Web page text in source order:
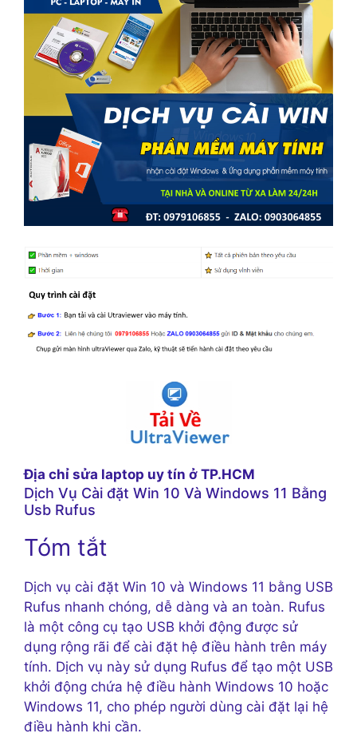
Địa chỉ sửa laptop uy tín ở TP.HCM
Dịch Vụ Cài đặt Win 10 Và Windows 11 Bằng
Usb Rufus
Tóm tắt
Dịch vụ cài đặt Win 10 và Windows 11 bằng USB
Rufus nhanh chóng, dễ dàng và an toàn. Rufus
là một công cụ tạo USB khởi động được sử
dụng rộng rãi để cài đặt hệ điều hành trên máy
tính. Dịch vụ này sử dụng Rufus để tạo một USB
khởi động chứa hệ điều hành Windows 10 hoặc
Windows 11, cho phép người dùng cài đặt lại hệ
điều hành khi cần.